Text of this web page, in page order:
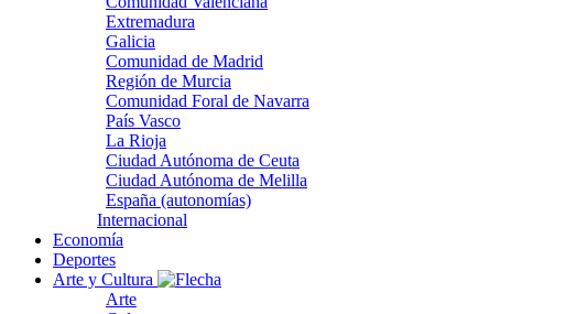
Extremadura
Galicia
Comunidad de Madrid
Región de Murcia
Comunidad Foral de Navarra
País Vasco
La Rioja
Ciudad Autónoma de Ceuta
Ciudad Autónoma de Melilla
España (autonomías)
Internacional
Economía
Deportes
Arte y Cultura
Arte